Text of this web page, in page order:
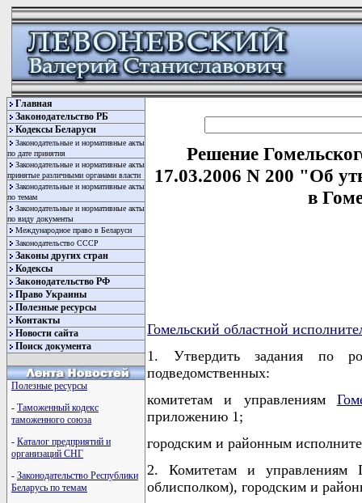
Главная
Законодательство РБ
Кодексы Беларуси
Законодательные и нормативные акты
по дате принятия
Законодательные и нормативные акты
принятые различными органами власти
Законодательные и нормативные акты
по темам
Законодательные и нормативные акты
по виду документы
Международное право в Беларуси
Законодательство СССР
Законы других стран
Кодексы
Законодательство РФ
Право Украины
Полезные ресурсы
Контакты
Новости сайта
Поиск документа
Полезные ресурсы
- Таможенный кодекс
таможенного союза
- Каталог предприятий и
организаций СНГ
- Законодательство Республики
Беларусь по темам
Решение
17.03.2006 N 200 "Об
в
Гомельский областной
1. Утвердить задания по
подведомственных:
комитетам и управлениям
приложению 1;
городским и районным
2. Комитетам и управлениям
облисполком), городским и